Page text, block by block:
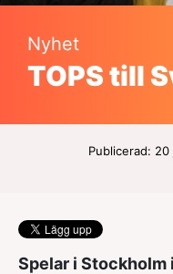
Nyhet
TOPS till
Publicerad: 20
Spelar i Stockholm